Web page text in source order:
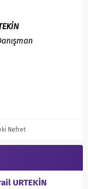
Nefret
URTEKİN